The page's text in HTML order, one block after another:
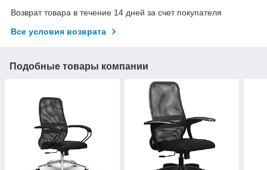
Возврат товара в течение 14 дней за счет покупателя
Все условия возврата
Подобные товары компании